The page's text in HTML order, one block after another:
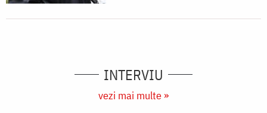
INTERVIU
vezi mai multe »